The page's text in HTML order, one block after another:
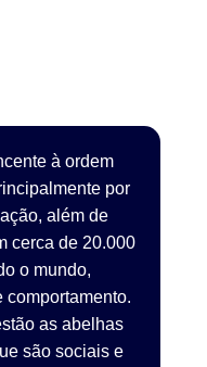
à ordem
por
além de
cerca de 20.000
o mundo,
comportamento.
as abelhas
são sociais e